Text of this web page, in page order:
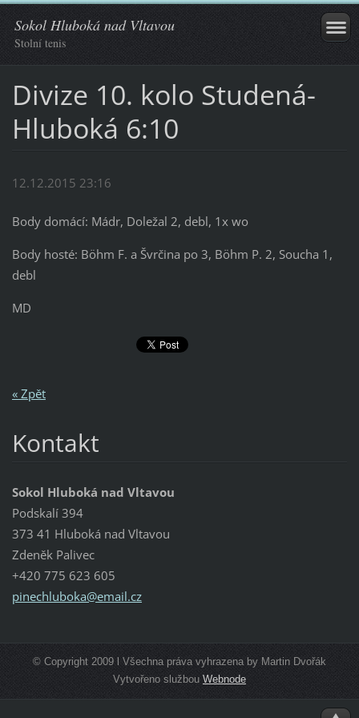
Sokol Hluboká nad Vltavou
Stolní tenis
Divize 10. kolo Studená-
Hluboká 6:10
12.12.2015 23:16
Body domácí: Mádr, Doležal 2, debl, 1x wo
Body hosté: Böhm F. a Švrčina po 3, Böhm P. 2, Soucha 1,
debl
MD
« Zpět
Kontakt
Sokol Hluboká nad Vltavou
Podskalí 394
373 41 Hluboká nad Vltavou
Zdeněk Palivec
+420 775 623 605
pinechluboka@email.cz
© Copyright 2009 l Všechna práva vyhrazena by Martin Dvořák
Vytvořeno službou Webnode